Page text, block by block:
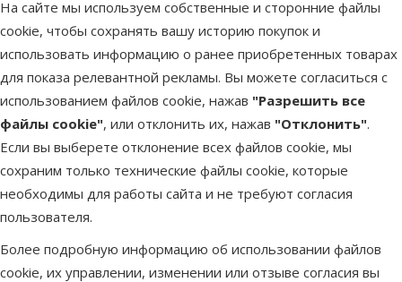
На сайте мы используем собственные и сторонние файлы
cookie, чтобы сохранять вашу историю покупок и
использовать информацию о ранее приобретенных товарах
для показа релевантной рекламы. Вы можете согласиться с
использованием файлов cookie, нажав "Разрешить все
файлы cookie", или отклонить их, нажав "Отклонить".
Если вы выберете отклонение всех файлов cookie, мы
сохраним только технические файлы cookie, которые
необходимы для работы сайта и не требуют согласия
пользователя.
Более подробную информацию об использовании файлов
cookie, их управлении, изменении или отзыве согласия вы
В наличии
Бесплатная доставка
В
Другие подобные продукты
Аквариум – TETRA AquaArt LED 30 л, Crayfish, black
Описание Параметры
В начало страницы
Аквариум подходит для рыб, ракообразных и растений;